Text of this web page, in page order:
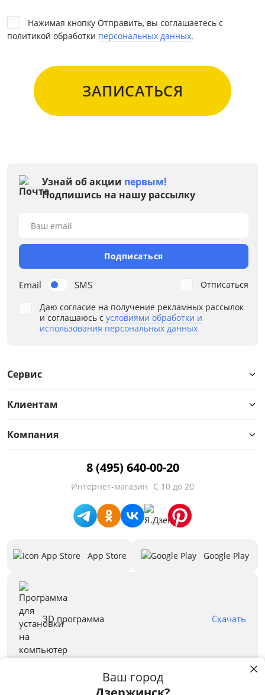
Ваш город
Нажимая кнопку Отправить, вы соглашаетесь с
политикой обработки персональных данных.
ЗАПИСАТЬСЯ
Узнай об акции первым!
Подпишись на нашу рассылку
Email SMS
Ваш email
Подписаться
Даю согласие на получение рекламных рассылок
и соглашаюсь с условиями обработки и
использования персональных данных
Отписаться
Сервис
Клиентам
Компания
8 (495) 640-00-20
Интернет-магазин С 10 до 20
App Store Google Play
3D программа Скачать
Правовая информация